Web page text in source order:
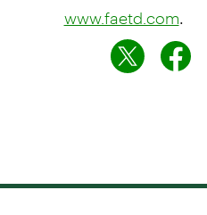
www.faetd.com